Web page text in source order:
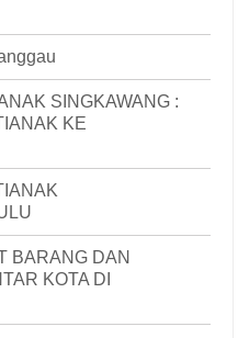
SINGKAWANG :
KE
BARANG DAN
KOTA DI